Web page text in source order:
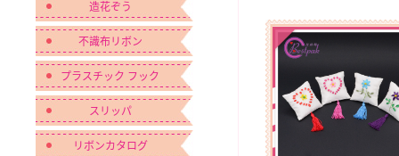
造花ぞう
不識布リボン
プラスチック フック
スリッパ
リボンカタログ